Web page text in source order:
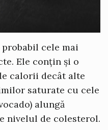
cele mai
Ele conțin și o
calorii decât alte
saturate cu cele
alungă
nivelul de colesterol.